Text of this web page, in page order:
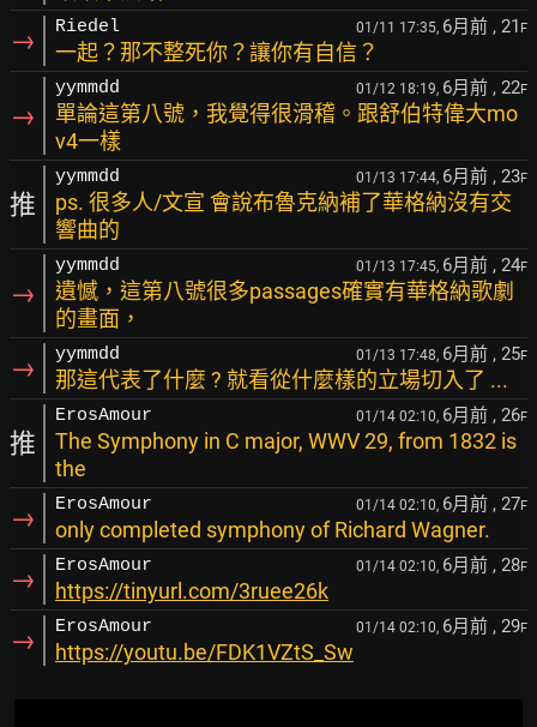
→ Riedel 01/11 17:35, 6月前 , 21 F
一起？那不整死你？讓你有自信？
→
yymmdd 01/12 18:19, 6月前 , 22F
單論這第八號，我覺得很滑稽。跟舒伯特偉大mo
v4一樣
推
yymmdd 01/13 17:44, 6月前 , 23F
ps. 很多人/文宣 會說布魯克納補了華格納沒有交
響曲的
→
yymmdd 01/13 17:45, 6月前 , 24F
遺憾，這第八號很多passages確實有華格納歌劇
的畫面，
→ yymmdd 01/13 17:48, 6月前 , 25F
那這代表了什麼 ? 就看從什麼樣的立場切入了 ...
推
ErosAmour 01/14 02:10, 6月前 , 26F
The Symphony in C major, WWV 29, from 1832 is
the
→ ErosAmour 01/14 02:10, 6月前 , 27F
only completed symphony of Richard Wagner.
→ ErosAmour 01/14 02:10, 6月前 , 28F
https://tinyurl.com/3ruee26k
→ ErosAmour 01/14 02:10, 6月前 , 29F
https://youtu.be/FDK1VZtS_Sw